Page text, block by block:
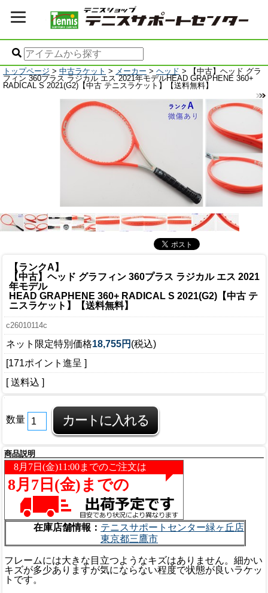
トップページ > 中古ラケット > メーカー > ヘッド > 【中古】ヘッド グラ
フィン 360プラス ラジカル エス 2021年モデルHEAD GRAPHENE 360+
RADICAL S 2021(G2)【中古 テニスラケット】【送料無料】
【ランクA】
【中古】ヘッド グラフィン 360プラス ラジカル エス 2021
年モデル
HEAD GRAPHENE 360+ RADICAL S 2021(G2)【中古 テ
ニスラケット】【送料無料】
c26010114c
ネット限定特別価格18,755円 (税込)
[171ポイント進呈 ]
[ 送料込 ]
数量
商品説明
在庫店舗情報： テニスサポートセンター緑ヶ丘店
東京都三鷹市
フレームには大きな目立つようなキズはありません。細かい
キズが多少ありますが気にならない程度で状態が良いラケッ
トです。